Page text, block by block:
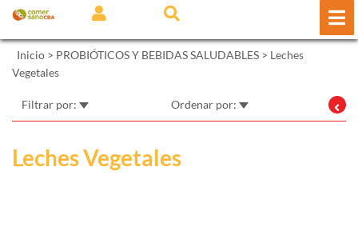
Inicio > PROBIÓTICOS Y BEBIDAS SALUDABLES > Leches
Vegetales
Filtrar por: Ordenar por:
Leches Vegetales